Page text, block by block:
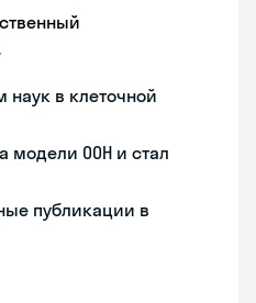
наук в клеточной
модели ООН и стал
публикации в